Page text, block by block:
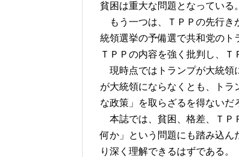
貧困は重大な問題となっている。
もう一つは、ＴＰＰの先行き
統領選挙の予備選で共和党のト
ＴＰＰの内容を強く批判し、Ｔ
現時点ではトランプが大統領
が大統領にならなくとも、ト
な政策」を取らざるを得ないだ
本誌では、貧困、格差、ＴＰ
何か」という問題にも踏み込ん
り深く理解できるはずである。